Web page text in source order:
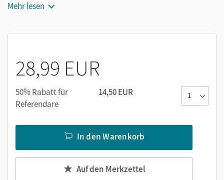
Schulbuchs überein.
Förderübungen auf verschiedenen Niveaus für
heterogene Lerngruppen
Auf der CD-ROM finden Sie das Fördermaterial als
Audiodateien im PP3-Format, die Transkripte der Hörtexte,
die Arbeitsblätter zu denRepaso-undBalance-
dem Schulbuch.
Mehr lesen
28,99 EUR
50% Rabatt für
Referendare
14,50 EUR
In den Warenkorb
Auf den Merkzettel